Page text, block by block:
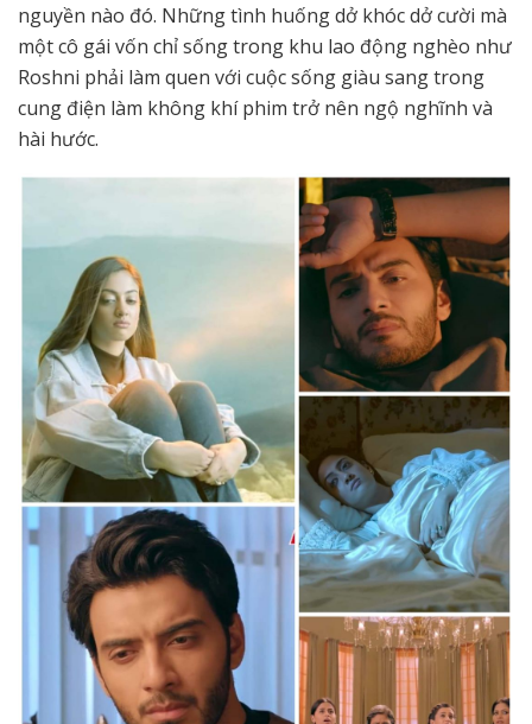
nguyền nào đó. Những tình huống dở khóc dở cười mà
một cô gái vốn chỉ sống trong khu lao động nghèo như
Roshni phải làm quen với cuộc sống giàu sang trong
cung điện làm không khí phim trở nên ngộ nghĩnh và
hài hước.